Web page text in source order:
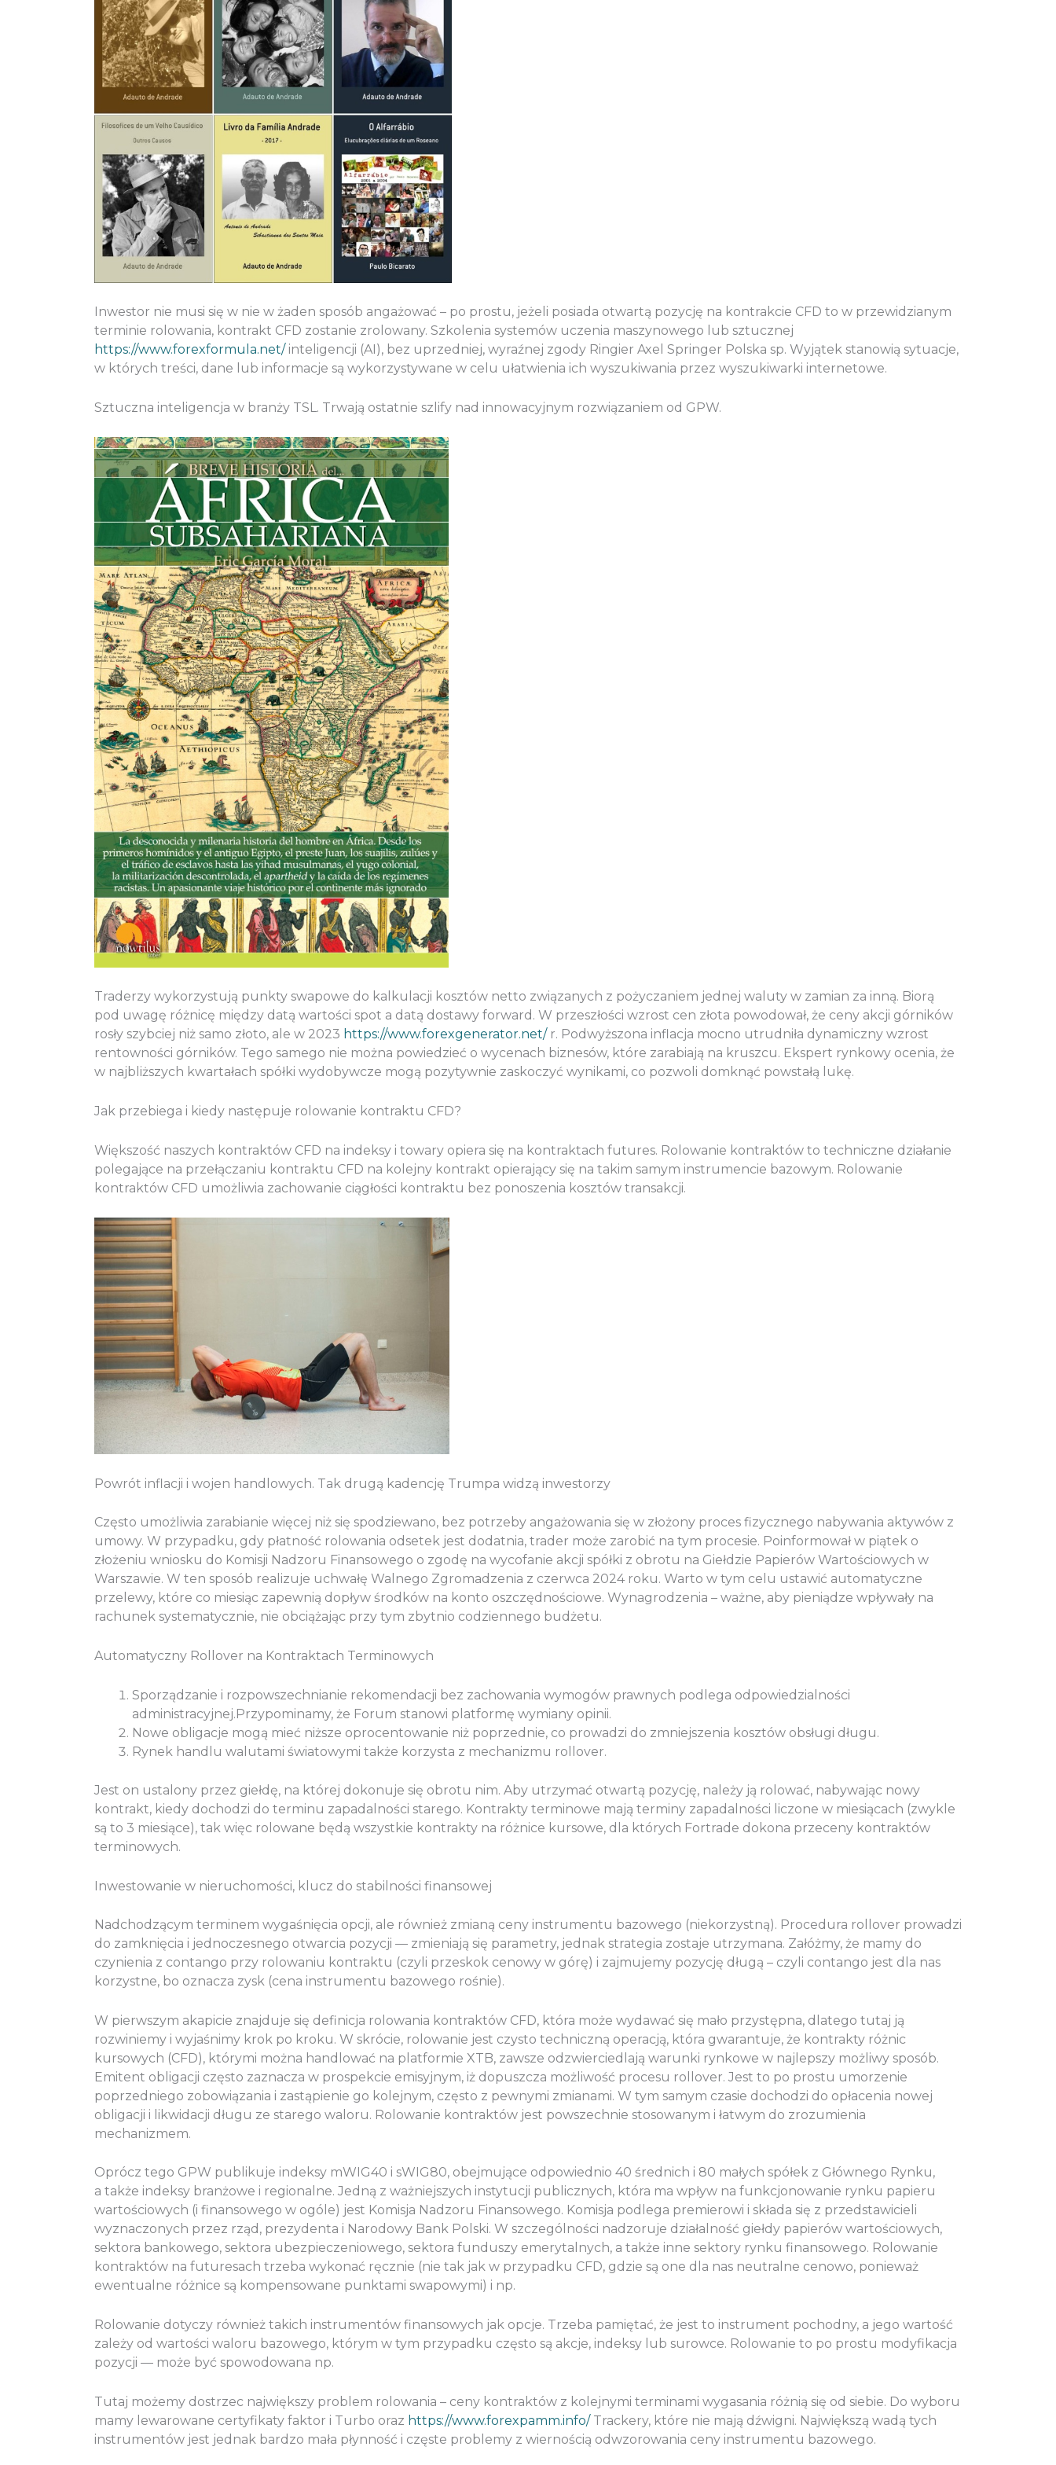
Inwestor nie musi się w nie w żaden sposób angażować – po prostu, jeżeli posiada otwartą pozycję na kontrakcie CFD to w przewidzianym
terminie rolowania, kontrakt CFD zostanie zrolowany. Szkolenia systemów uczenia maszynowego lub sztucznej
https://www.forexformula.net/inteligencji (AI), bez uprzedniej, wyraźnej zgody Ringier Axel Springer Polska sp. Wyjątek stanowią sytuacje,
w których treści, dane lub informacje są wykorzystywane w celu ułatwienia ich wyszukiwania przez wyszukiwarki internetowe.
Sztuczna inteligencja w branży TSL. Trwają ostatnie szlify nad innowacyjnym rozwiązaniem od GPW.
Traderzy wykorzystują punkty swapowe do kalkulacji kosztów netto związanych z pożyczaniem jednej waluty w zamian za inną. Biorą
pod uwagę różnicę między datą wartości spot a datą dostawy forward. W przeszłości wzrost cen złota powodował, że ceny akcji górników
rosły szybciej niż samo złoto, ale w 2023 https://www.forexgenerator.net/r. Podwyższona inflacja mocno utrudniła dynamiczny wzrost
rentowności górników. Tego samego nie można powiedzieć o wycenach biznesów, które zarabiają na kruszcu. Ekspert rynkowy ocenia, że
w najbliższych kwartałach spółki wydobywcze mogą pozytywnie zaskoczyć wynikami, co pozwoli domknąć powstałą lukę.
Jak przebiega i kiedy następuje rolowanie kontraktu CFD?
Większość naszych kontraktów CFD na indeksy i towary opiera się na kontraktach futures. Rolowanie kontraktów to techniczne działanie
polegające na przełączaniu kontraktu CFD na kolejny kontrakt opierający się na takim samym instrumencie bazowym. Rolowanie
kontraktów CFD umożliwia zachowanie ciągłości kontraktu bez ponoszenia kosztów transakcji.
Powrót inflacji i wojen handlowych. Tak drugą kadencję Trumpa widzą inwestorzy
Często umożliwia zarabianie więcej niż się spodziewano, bez potrzeby angażowania się w złożony proces fizycznego nabywania aktywów z
umowy. W przypadku, gdy płatność rolowania odsetek jest dodatnia, trader może zarobić na tym procesie. Poinformował w piątek o
złożeniu wniosku do Komisji Nadzoru Finansowego o zgodę na wycofanie akcji spółki z obrotu na Giełdzie Papierów Wartościowych w
Warszawie. W ten sposób realizuje uchwałę Walnego Zgromadzenia z czerwca 2024 roku. Warto w tym celu ustawić automatyczne
przelewy, które co miesiąc zapewnią dopływ środków na konto oszczędnościowe. Wynagrodzenia – ważne, aby pieniądze wpływały na
rachunek systematycznie, nie obciążając przy tym zbytnio codziennego budżetu.
Automatyczny Rollover na Kontraktach Terminowych
Sporządzanie i rozpowszechnianie rekomendacji bez zachowania wymogów prawnych podlega odpowiedzialności
administracyjnej.Przypominamy, że Forum stanowi platformę wymiany opinii.
Nowe obligacje mogą mieć niższe oprocentowanie niż poprzednie, co prowadzi do zmniejszenia kosztów obsługi długu.
Rynek handlu walutami światowymi także korzysta z mechanizmu rollover.
Jest on ustalony przez giełdę, na której dokonuje się obrotu nim. Aby utrzymać otwartą pozycję, należy ją rolować, nabywając nowy
kontrakt, kiedy dochodzi do terminu zapadalności starego. Kontrakty terminowe mają terminy zapadalności liczone w miesiącach (zwykle
są to 3 miesiące), tak więc rolowane będą wszystkie kontrakty na różnice kursowe, dla których Fortrade dokona przeceny kontraktów
terminowych.
Inwestowanie w nieruchomości, klucz do stabilności finansowej
Nadchodzącym terminem wygaśnięcia opcji, ale również zmianą ceny instrumentu bazowego (niekorzystną). Procedura rollover prowadzi
do zamknięcia i jednoczesnego otwarcia pozycji — zmieniają się parametry, jednak strategia zostaje utrzymana. Załóżmy, że mamy do
czynienia z contango przy rolowaniu kontraktu (czyli przeskok cenowy w górę) i zajmujemy pozycję długą – czyli contango jest dla nas
korzystne, bo oznacza zysk (cena instrumentu bazowego rośnie).
W pierwszym akapicie znajduje się definicja rolowania kontraktów CFD, która może wydawać się mało przystępna, dlatego tutaj ją
rozwiniemy i wyjaśnimy krok po kroku. W skrócie, rolowanie jest czysto techniczną operacją, która gwarantuje, że kontrakty różnic
kursowych (CFD), którymi można handlować na platformie XTB, zawsze odzwierciedlają warunki rynkowe w najlepszy możliwy sposób.
Emitent obligacji często zaznacza w prospekcie emisyjnym, iż dopuszcza możliwość procesu rollover. Jest to po prostu umorzenie
poprzedniego zobowiązania i zastąpienie go kolejnym, często z pewnymi zmianami. W tym samym czasie dochodzi do opłacenia nowej
obligacji i likwidacji długu ze starego waloru. Rolowanie kontraktów jest powszechnie stosowanym i łatwym do zrozumienia
mechanizmem.
Oprócz tego GPW publikuje indeksy mWIG40 i sWIG80, obejmujące odpowiednio 40 średnich i 80 małych spółek z Głównego Rynku,
a także indeksy branżowe i regionalne. Jedną z ważniejszych instytucji publicznych, która ma wpływ na funkcjonowanie rynku papieru
wartościowych (i finansowego w ogóle) jest Komisja Nadzoru Finansowego. Komisja podlega premierowi i składa się z przedstawicieli
wyznaczonych przez rząd, prezydenta i Narodowy Bank Polski. W szczególności nadzoruje działalność giełdy papierów wartościowych,
sektora bankowego, sektora ubezpieczeniowego, sektora funduszy emerytalnych, a także inne sektory rynku finansowego. Rolowanie
kontraktów na futuresach trzeba wykonać ręcznie (nie tak jak w przypadku CFD, gdzie są one dla nas neutralne cenowo, ponieważ
ewentualne różnice są kompensowane punktami swapowymi) i np.
Rolowanie dotyczy również takich instrumentów finansowych jak opcje. Trzeba pamiętać, że jest to instrument pochodny, a jego wartość
zależy od wartości waloru bazowego, którym w tym przypadku często są akcje, indeksy lub surowce. Rolowanie to po prostu modyfikacja
pozycji — może być spowodowana np.
Tutaj możemy dostrzec największy problem rolowania – ceny kontraktów z kolejnymi terminami wygasania różnią się od siebie. Do wyboru
mamy lewarowane certyfikaty faktor i Turbo oraz https://www.forexpamm.info/Trackery, które nie mają dźwigni. Największą wadą tych
instrumentów jest jednak bardzo mała płynność i częste problemy z wiernością odwzorowania ceny instrumentu bazowego.